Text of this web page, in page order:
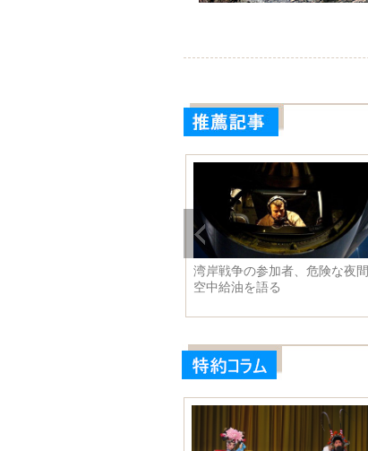
湾岸戦争の参加者、危険な夜間
空中給油を語る